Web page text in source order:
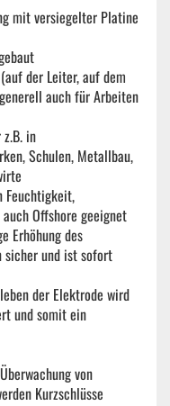
mit versiegelter Platine
der Leiter, auf dem
auch für Arbeiten
in
Schulen, Metallbau,
Feuchtigkeit,
Offshore geeignet
Erhöhung des
sicher und ist sofort
der Elektrode wird
und somit ein
von
Kurzschlüsse